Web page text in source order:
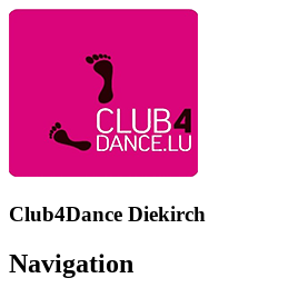
Club4Dance Diekirch
Navigation